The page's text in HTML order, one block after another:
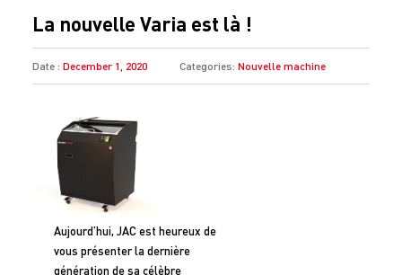
La nouvelle Varia est là !
Date : December 1, 2020 Categories: Nouvelle machine
Aujourd’hui, JAC est heureux de
vous présenter la dernière
génération de sa célèbre